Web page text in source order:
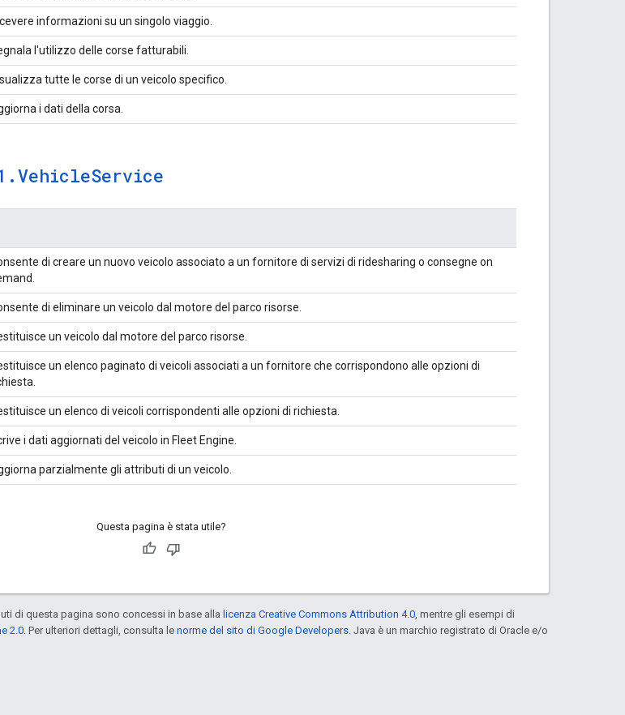
informazioni su un singolo viaggio.
l'utilizzo delle corse fatturabili.
tutte le corse di un veicolo specifico.
i dati della corsa.
.VehicleService
di creare un nuovo veicolo associato a un fornitore di servizi di ridesharing o consegne on
di eliminare un veicolo dal motore del parco risorse.
un veicolo dal motore del parco risorse.
un elenco paginato di veicoli associati a un fornitore che corrispondono alle opzioni di
un elenco di veicoli corrispondenti alle opzioni di richiesta.
i dati aggiornati del veicolo in Fleet Engine.
parzialmente gli attributi di un veicolo.
Questa pagina è stata utile?
di questa pagina sono concessi in base alla licenza Creative Commons Attribution 4.0 , mentre gli esempi di
2.0 . Per ulteriori dettagli, consulta le norme del sito di Google Developers . Java è un marchio registrato di Oracle e/o